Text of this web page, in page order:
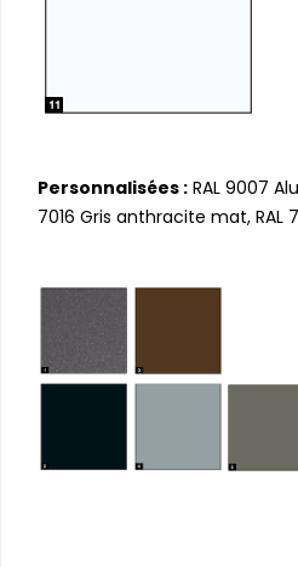
Personnalisées : RAL 9007
7016 Gris anthracite mat, RAL